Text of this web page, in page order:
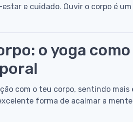
e cuidado. Ouvir o corpo é
o yoga
com o teu corpo, sentindo mais
forma de acalmar a